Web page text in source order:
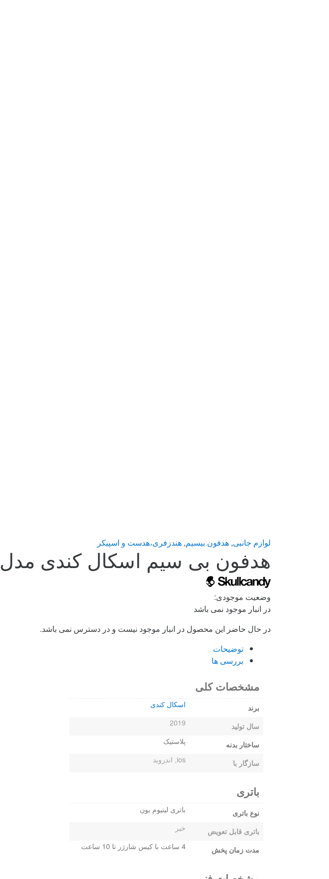
لوازم جانبی, هدفون بیسیم, هندزفری،هدست و اسپیکر
هدفون بی سیم اسکال کندی مدل Sesh True Bluetooth
وضعیت موجودی:
در انبار موجود نمی باشد
در حال حاضر این محصول در انبار موجود نیست و در دسترس نمی باشد.
توضیحات
بررسی ها
مشخصات کلی
برند اسکال کندی
سال تولید 2019
ساختار بدنه پلاستیک
سازگار با ios, اندروید
باتری
نوع باتری باتری لیتیوم یون
باتری قابل تعویض خیر
مدت زمان پخش 4 ساعت با کیس شارژر تا 10 ساعت